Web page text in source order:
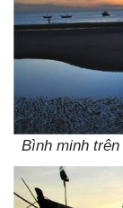
Bình minh trên